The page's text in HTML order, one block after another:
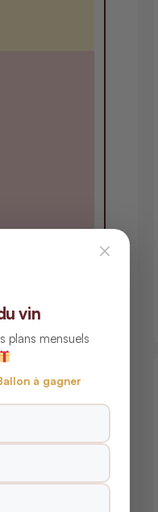
×
vin
plans mensuels
à gagner